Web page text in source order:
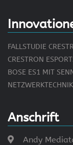
Anschrift
Andy
FALLSTUDIE
CRESTRON
BOSE ES1 MIT
NETZWERKTECHNIK